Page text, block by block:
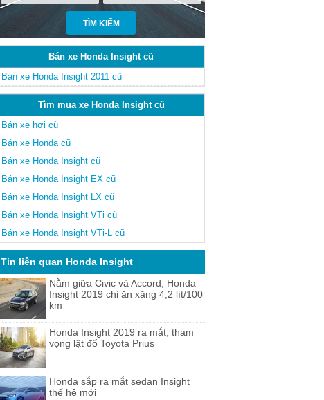
Bán xe Honda Insight cũ
Bán xe Honda Insight 2011 cũ
Tìm mua xe Honda Insight cũ
Bán xe hơi cũ
Bán xe Honda cũ
Bán xe Honda Insight cũ
Bán xe Honda Insight EX cũ
Bán xe Honda Insight LX cũ
Bán xe Honda Insight VTi cũ
Bán xe Honda Insight VTi-L cũ
Tin liên quan Honda Insight
Nằm giữa Civic và Accord, Honda
Insight 2019 chỉ ăn xăng 4,2 lít/100
km
Honda Insight 2019 ra mắt, tham
vọng lật đổ Toyota Prius
Honda sắp ra mắt sedan Insight
thế hệ mới